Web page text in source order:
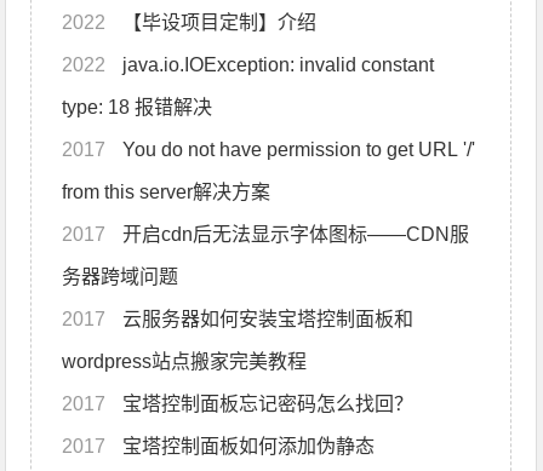
2022 【毕设项目定制】介绍
2022
type: 18 报错解决
2017 You do not have permission to get URL '/'
from this server解决方案
2017 开启cdn后无法显示字体图标——CDN服
务器跨域问题
2017
wordpress站点搬家完美教程
2017 宝塔控制面板忘记密码怎么找回？
2017 宝塔控制面板如何添加伪静态